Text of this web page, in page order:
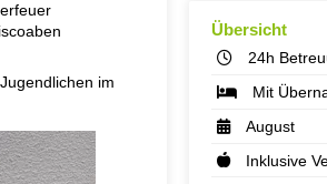
im
Übersicht
24h
Mit
August
Inklusive